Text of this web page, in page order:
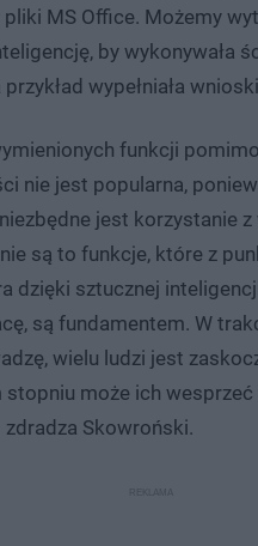
pliki MS Office. Możemy
by wykonywała
przykład wypełniała
funkcji
nie jest popularna,
jest korzystanie z
są to funkcje, które z
dzięki sztucznej
są fundamentem. W
wielu ludzi jest
stopniu może ich
zdradza Skowroński.